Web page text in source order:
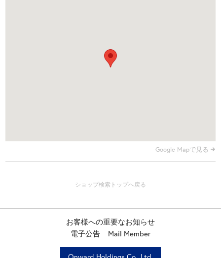
Google Mapで見る
お客様への重要なお知らせ
電子公告
Mail Member